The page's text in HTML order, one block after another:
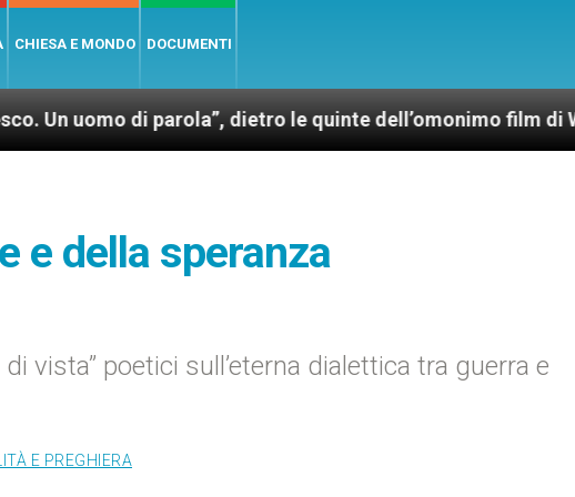
CHIESA E MONDO DOCUMENTI
di parola”, dietro le quinte dell’omonimo film di Wim Wenders
e della speranza
vista” poetici sull’eterna dialettica tra guerra e
E PREGHIERA